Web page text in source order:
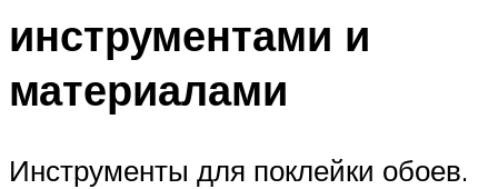
инструментами и
материалами
Инструменты для поклейки обоев.